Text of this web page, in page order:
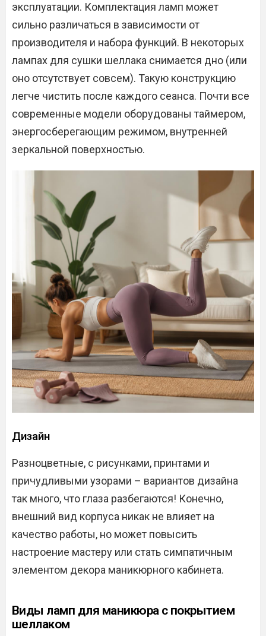
эксплуатации. Комплектация ламп может
сильно различаться в зависимости от
производителя и набора функций. В некоторых
лампах для сушки шеллака снимается дно (или
оно отсутствует совсем). Такую конструкцию
легче чистить после каждого сеанса. Почти все
современные модели оборудованы таймером,
энергосберегающим режимом, внутренней
зеркальной поверхностью.
Дизайн
Разноцветные, с рисунками, принтами и
причудливыми узорами – вариантов дизайна
так много, что глаза разбегаются! Конечно,
внешний вид корпуса никак не влияет на
качество работы, но может повысить
настроение мастеру или стать симпатичным
элементом декора маникюрного кабинета.
Виды ламп для маникюра с покрытием
шеллаком